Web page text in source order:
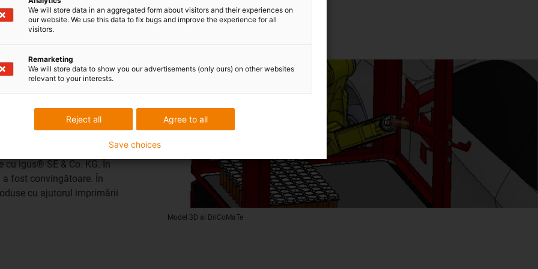
pandemiei
să se producă și să se
a prezenta stația de
SLS și livrarea în termen
care compania de
igus® SE & Co. KG. În
fost convingătoare. În
cu ajutorul imprimării
Model 3D al DriCoMaTe
We will store data in an aggregated form about visitors and their experiences on
our website. We use this data to fix bugs and improve the experience for all
visitors.
Remarketing
We will store data to show you our advertisements (only ours) on other websites
relevant to your interests.
Agree to all
Reject all
Save choices